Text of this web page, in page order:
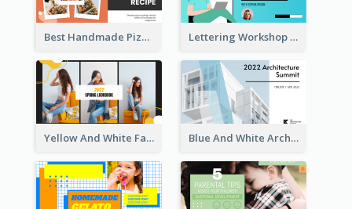
Best Handmade Pizza Recipe YouTube Thumbnail Lettering Workshop YouTube Thumbnail Design
Yellow And White Fashion Girl Photo Lookbook YouTube Thumbnail Blue And White Architecture Summit YouTube Thumbnail